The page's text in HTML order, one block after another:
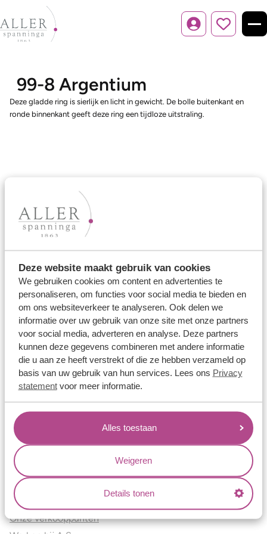
Deze website maakt gebruik van cookies
We gebruiken cookies om content en advertenties te
personaliseren, om functies voor social media te bieden en
om ons websiteverkeer te analyseren. Ook delen we
informatie over uw gebruik van onze site met onze partners
voor social media, adverteren en analyse. Deze partners
kunnen deze gegevens combineren met andere informatie
die u aan ze heeft verstrekt of die ze hebben verzameld op
basis van uw gebruik van hun services. Lees ons Privacy
statementvoor meer informatie.
Alles toestaan
Weigeren
Details tonen
Inloggen
99-8 Argentium
Deze gladde ring is sierlijk en licht in gewicht. De bolle buitenkant en
ronde binnenkant geeft deze ring een tijdloze uitstraling.
Ons aanbod
Trouwringen
Memoireringen
Verlovingsringen
Vriendschapsringen
Over ons
Aller Spanninga
Historie
Certificaten
Blogs
Jouw voordelen
Conflictvrije Materialen
Oneindig veel mogelijkheden
Kwaliteit
Juweliers & Contact
Onze verkooppunten